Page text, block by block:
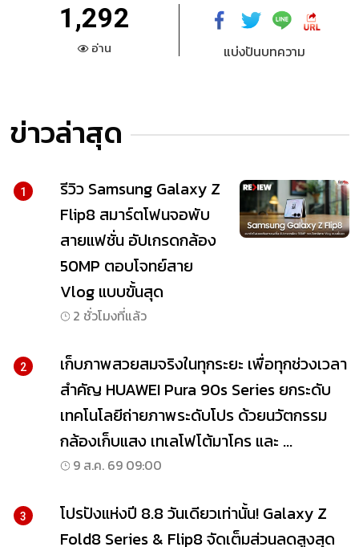
1,292
อ่าน แบ่งปันบทความ
ข่าวล่าสุด
1
รีวิว Samsung Galaxy Z
Flip8 สมาร์ตโฟนจอพับ
สายแฟชั่น อัปเกรดกล้อง
50MP ตอบโจทย์สาย
Vlog แบบขั้นสุด
2 ชั่วโมงที่แล้ว
2
เก็บภาพสวยสมจริงในทุกระยะ เพื่อทุกช่วงเวลา
สำคัญ HUAWEI Pura 90s Series ยกระดับ
เทคโนโลยีถ่ายภาพระดับโปร ด้วยนวัตกรรม
กล้องเก็บแสง เทเลโฟโต้มาโคร และ ...
9 ส.ค. 69 09:00
3
โปรปังแห่งปี 8.8 วันเดียวเท่านั้น! Galaxy Z
Fold8 Series & Flip8 จัดเต็มส่วนลดสูงสุด